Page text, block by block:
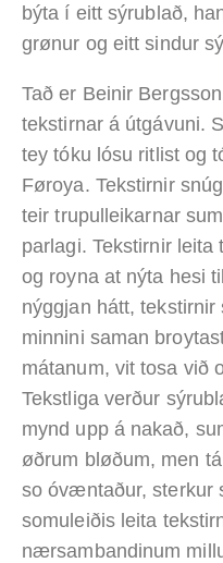
býta í eitt sýrublað,
grønur og eitt sindur
Tað er Beinir
tekstirnar á útgávuni.
tey tóku lósu ritlist og
Føroya. Tekstirnir
teir trupulleikarnar
parlagi. Tekstirnir
og royna at nýta hesi
nýggjan hátt,
minnini saman
mátanum, vit tosa við
Tekstliga verður
mynd upp á nakað,
øðrum bløðum, men
so óvæntaður, sterkur
somuleiðis leita
nærsambandinum